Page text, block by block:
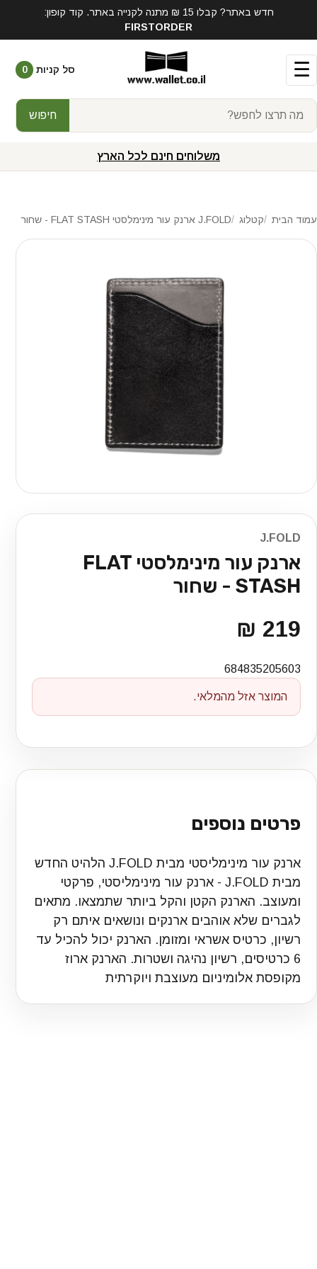
חדש באתר? קבלו 15 ₪ מתנה לקנייה באתר. קוד קופון:
FIRSTORDER
☰
חיפוש
סל קניות 0
משלוחים חינם לכל הארץ
עמוד הבית קטלוג J.FOLD ארנק עור מינימלסטי FLAT STASH - שחור
J.FOLD
ארנק עור מינימלסטי FLAT
STASH - שחור
219 ₪
684835205603
המוצר אזל מהמלאי.
פרטים נוספים
ארנק עור מינימליסטי מבית J.FOLD הלהיט החדש
מבית J.FOLD - ארנק עור מינימליסטי, פרקטי
ומעוצב. הארנק הקטן והקל ביותר שתמצאו. מתאים
לגברים שלא אוהבים ארנקים ונושאים איתם רק
רשיון, כרטיס אשראי ומזומן. הארנק יכול להכיל עד
6 כרטיסים, רשיון נהיגה ושטרות. הארנק ארוז
מקופסת אלומיניום מעוצבת ויוקרתית